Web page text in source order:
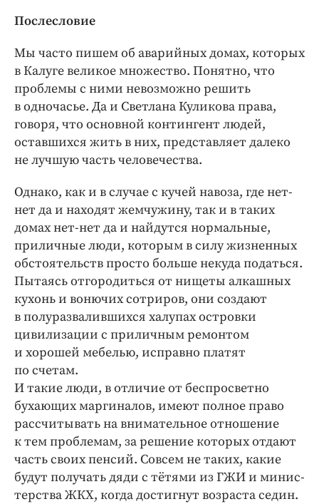
Послесловие
Мы часто пишем об аварийных домах, которых
в Калуге великое множество. Понятно, что
проблемы с ними невозможно решить
в одночасье. Да и Светлана Куликова права,
говоря, что основной контингент людей,
оставшихся жить в них, представляет далеко
не лучшую часть человечества.
Однако, как и в случае с кучей навоза, где нет-
нет да и находят жемчужину, так и в таких
домах нет-нет да и найдутся нормальные,
приличные люди, которым в силу жизненных
обстоятельств просто больше некуда податься.
Пытаясь отгородиться от нищеты алкашных
кухонь и вонючих сотриров, они создают
в полуразвалившихся халупах островки
цивилизации с приличным ремонтом
и хорошей мебелью, исправно платят
по счетам.
И такие люди, в отличие от беспросветно
бухающих маргиналов, имеют полное право
рассчитывать на внимательное отношение
к тем проблемам, за решение которых отдают
часть своих пенсий. Совсем не таких, какие
будут получать дяди с тётями из ГЖИ и минис­
терства ЖКХ, когда достигнут возраста седин.